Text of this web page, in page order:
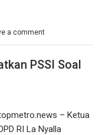
a comment
PSSI Soal
– Ketua
RI La Nyalla